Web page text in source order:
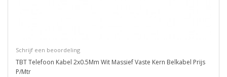
Schrijf een beoordeling
TBT Telefoon Kabel 2x0.5Mm Wit Massief Vaste Kern Belkabel Prijs
P/Mtr